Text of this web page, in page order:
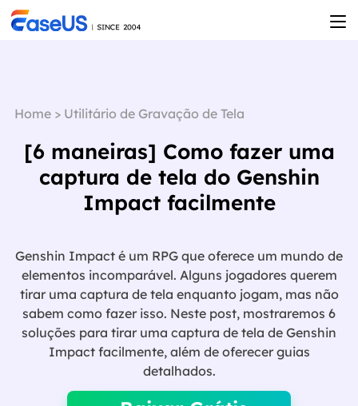
Home> Utilitário de Gravação de Tela
[6 maneiras] Como fazer uma
captura de tela do Genshin
Impact facilmente
Genshin Impact é um RPG que oferece um mundo de
elementos incomparável. Alguns jogadores querem
tirar uma captura de tela enquanto jogam, mas não
sabem como fazer isso. Neste post, mostraremos 6
soluções para tirar uma captura de tela de Genshin
Impact facilmente, além de oferecer guias
detalhados.
